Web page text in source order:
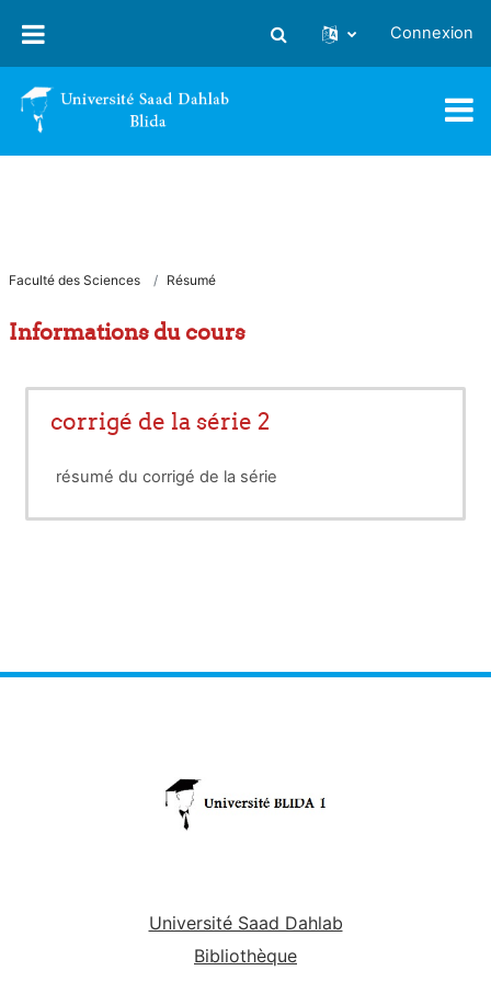
Activer/désactiver la saisie
Connexion
Faculté des Sciences Résumé
Informations du cours
corrigé de la série 2
résumé du corrigé de la série
Université Saad Dahlab
Bibliothèque